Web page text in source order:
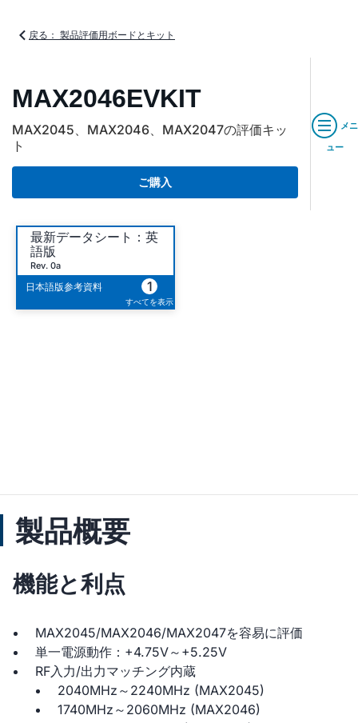
戻る： 製品評価用ボードとキット
MAX2046EVKIT
MAX2045、MAX2046、MAX2047の評価キッ
ト
ご購入
メニ
ュー
最新データシート：英
語版
Rev. 0a
日本語版参考資料 1
すべてを表示
製品概要
機能と利点
MAX2045/MAX2046/MAX2047を容易に評価
単一電源動作：+4.75V～+5.25V
RF入力/出力マッチング内蔵
2040MHz～2240MHz (MAX2045)
1740MHz～2060MHz (MAX2046)